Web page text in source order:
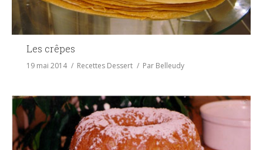
Les crêpes
19 mai 2014 Recettes Dessert Par Belleudy